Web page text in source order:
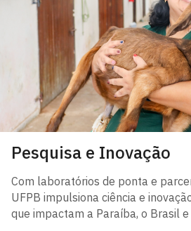
Pesquisa e Inovação
Com laboratórios de ponta e
UFPB impulsiona ciência e
que impactam a Paraíba, o Brasil e